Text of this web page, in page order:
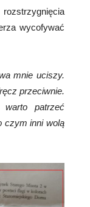
wycofywać
mnie uciszy.
przeciwnie.
patrzeć
czym inni wolą